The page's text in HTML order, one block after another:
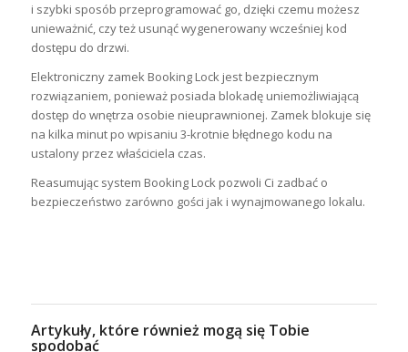
i szybki sposób przeprogramować go, dzięki czemu możesz
unieważnić, czy też usunąć wygenerowany wcześniej kod
dostępu do drzwi.
Elektroniczny zamek Booking Lock jest bezpiecznym
rozwiązaniem, ponieważ posiada blokadę uniemożliwiającą
dostęp do wnętrza osobie nieuprawnionej. Zamek blokuje się
na kilka minut po wpisaniu 3-krotnie błędnego kodu na
ustalony przez właściciela czas.
Reasumując system Booking Lock pozwoli Ci zadbać o
bezpieczeństwo zarówno gości jak i wynajmowanego lokalu.
Artykuły, które również mogą się Tobie
spodobać